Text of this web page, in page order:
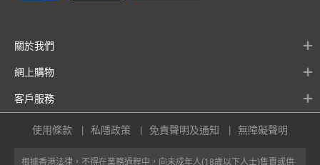
關於我們
網上購物
客戶服務
根據香港法律，不得在業務過程中，向未成年人(18歲以下人士)售賣或供
使用條款 私隱政策 免責聲明及通知 無障礙聲明